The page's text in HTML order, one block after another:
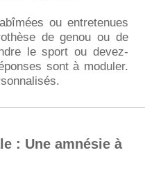
ou entretenues
de genou ou de
le sport ou devez-
sont à moduler.
: Une amnésie à